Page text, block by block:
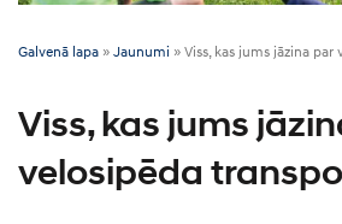
Galvenā lapa » Jaunumi » Viss, kas jums jāzina
Viss, kas jums
velosipēda